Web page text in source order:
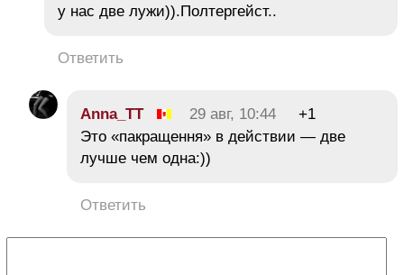
у нас две лужи)).Полтергейст..
Ответить
Anna_TT 29 авг, 10:44
+1
Это «пакращення» в действии — две
лучше чем одна:))
Ответить